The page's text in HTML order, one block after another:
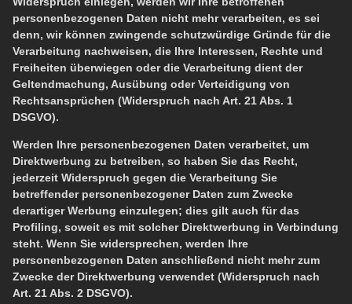
personenbezogenen Daten nicht mehr verarbeiten, es sei
denn, wir können zwingende schutzwürdige Gründe für die
Verarbeitung nachweisen, die Ihre Interessen, Rechte und
Freiheiten überwiegen oder die Verarbeitung dient der
Geltendmachung, Ausübung oder Verteidigung von
Rechtsansprüchen (Widerspruch nach Art. 21 Abs. 1
DSGVO).
Werden Ihre personenbezogenen Daten verarbeitet, um
Direktwerbung zu betreiben, so haben Sie das Recht,
jederzeit Widerspruch gegen die Verarbeitung Sie
betreffender personenbezogener Daten zum Zwecke
derartiger Werbung einzulegen; dies gilt auch für das
Profiling, soweit es mit solcher Direktwerbung in Verbindung
steht. Wenn Sie widersprechen, werden Ihre
personenbezogenen Daten anschließend nicht mehr zum
Zwecke der Direktwerbung verwendet (Widerspruch nach
Art. 21 Abs. 2 DSGVO).